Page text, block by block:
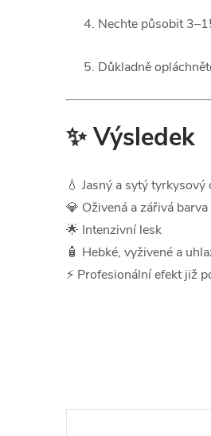
Nechte působit
Důkladně
✨ Výsledek
💧 Jasný a sytý tyrkysový
💎 Oživená a zářivá barva
🌟 Intenzivní lesk
🧴 Hebké, vyživené a
⚡ Profesionální efekt již